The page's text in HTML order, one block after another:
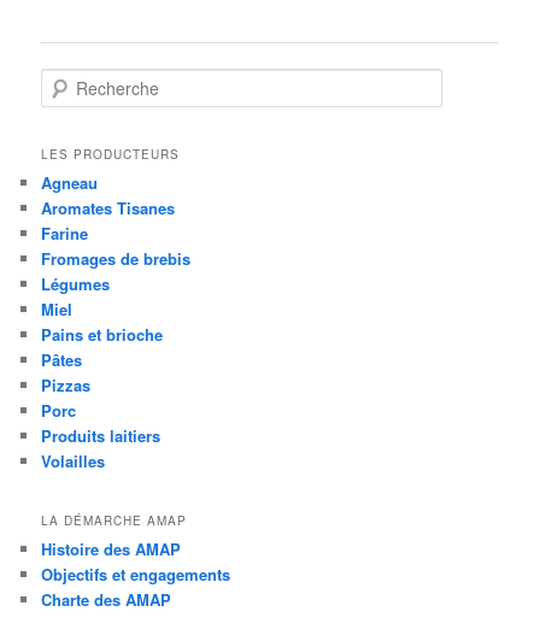
e
h
r
c
h
e
LES PRODUCTEURS
Agneau
Aromates Tisanes
Farine
Fromages de brebis
Légumes
Miel
Pains et brioche
Pâtes
Pizzas
Porc
Produits laitiers
Volailles
LA DÉMARCHE AMAP
Histoire des AMAP
Objectifs et engagements
Charte des AMAP